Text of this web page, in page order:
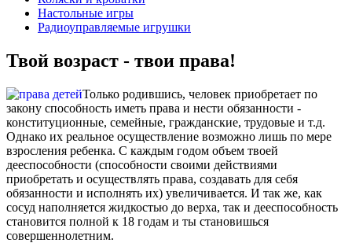
Настольные игры
Радиоуправляемые игрушки
Твой возраст - твои права!
Только родившись, человек приобретает по
закону способность иметь права и нести обязанности -
конституционные, семейные, гражданские, трудовые и т.д.
Однако их реальное осуществление возможно лишь по мере
взросления ребенка. С каждым годом объем твоей
дееспособности (способности своими действиями
приобретать и осуществлять права, создавать для себя
обязанности и исполнять их) увеличивается. И так же, как
сосуд наполняется жидкостью до верха, так и дееспособность
становится полной к 18 годам и ты становишься
совершеннолетним.